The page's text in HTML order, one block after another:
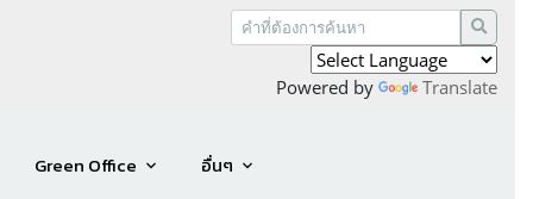
Powered by Translate
Green Office อื่นๆ